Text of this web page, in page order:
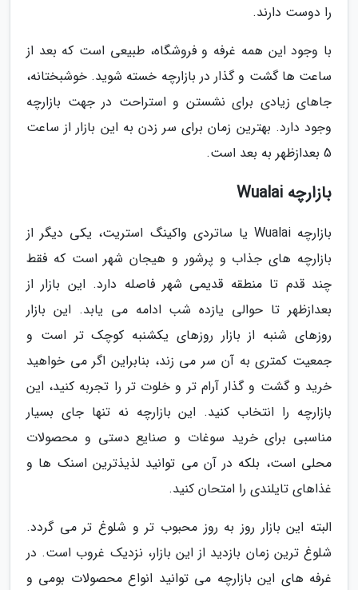
را دوست دارند.
با وجود این همه غرفه و فروشگاه، طبیعی است که بعد از
ساعت ها گشت و گذار در بازارچه خسته شوید. خوشبختانه،
جاهای زیادی برای نشستن و استراحت در جهت بازارچه
وجود دارد. بهترین زمان برای سر زدن به این بازار از ساعت
5 بعدازظهر به بعد است.
بازارچه Wualai
بازارچه Wualai یا ساتردی واکینگ استریت، یکی دیگر از
بازارچه های جذاب و پرشور و هیجان شهر است که فقط
چند قدم تا منطقه قدیمی شهر فاصله دارد. این بازار از
بعدازظهر تا حوالی یازده شب ادامه می یابد. این بازار
روزهای شنبه از بازار روزهای یکشنبه کوچک تر است و
جمعیت کمتری به آن سر می زند، بنابراین اگر می خواهید
خرید و گشت و گذار آرام تر و خلوت تر را تجربه کنید، این
بازارچه را انتخاب کنید. این بازارچه نه تنها جای بسیار
مناسبی برای خرید سوغات و صنایع دستی و محصولات
محلی است، بلکه در آن می توانید لذیذترین اسنک ها و
غذاهای تایلندی را امتحان کنید.
البته این بازار روز به روز محبوب تر و شلوغ تر می گردد.
شلوغ ترین زمان بازدید از این بازار، نزدیک غروب است. در
غرفه های این بازارچه می توانید انواع محصولات بومی و